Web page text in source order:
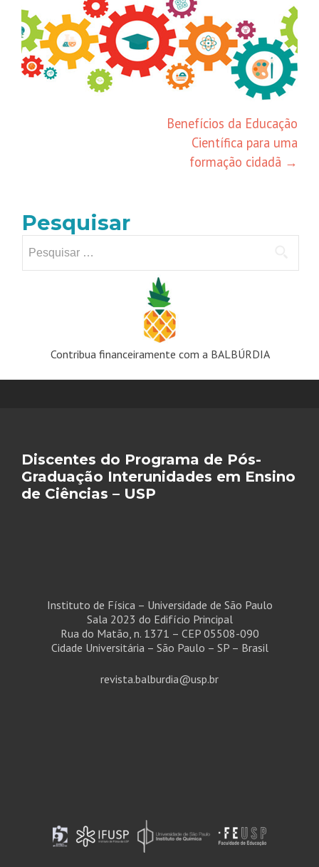
Benefícios da Educação
Científica para uma
formação cidadã →
Pesquisar
por:
Contribua financeiramente com a BALBÚRDIA
Discentes do Programa de Pós-
Graduação Interunidades em Ensino
de Ciências – USP
Instituto de Física – Universidade de São Paulo
Sala 2023 do Edifício Principal
Rua do Matão, n. 1371 – CEP 05508-090
Cidade Universitária – São Paulo – SP – Brasil
revista.balburdia@usp.br